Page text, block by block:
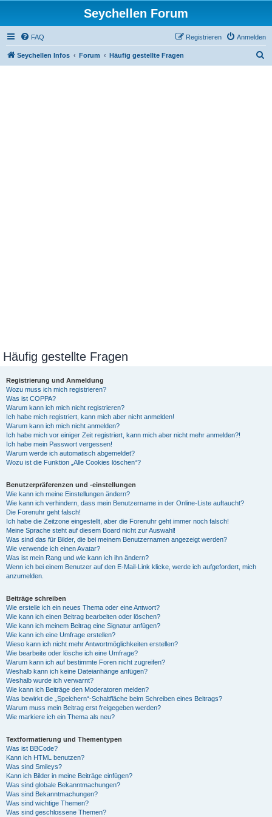
Seychellen Forum
FAQ Anmelden
Registrieren
Seychellen Infos Forum Häufig gestellte Fragen
Häufig gestellte Fragen
Registrierung und Anmeldung
Wozu muss ich mich registrieren?
Was ist COPPA?
Warum kann ich mich nicht registrieren?
Ich habe mich registriert, kann mich aber nicht anmelden!
Warum kann ich mich nicht anmelden?
Ich habe mich vor einiger Zeit registriert, kann mich aber nicht mehr anmelden?!
Ich habe mein Passwort vergessen!
Warum werde ich automatisch abgemeldet?
Wozu ist die Funktion „Alle Cookies löschen“?
Benutzerpräferenzen und -einstellungen
Wie kann ich meine Einstellungen ändern?
Wie kann ich verhindern, dass mein Benutzername in der Online-Liste auftaucht?
Die Forenuhr geht falsch!
Ich habe die Zeitzone eingestellt, aber die Forenuhr geht immer noch falsch!
Meine Sprache steht auf diesem Board nicht zur Auswahl!
Was sind das für Bilder, die bei meinem Benutzernamen angezeigt werden?
Wie verwende ich einen Avatar?
Was ist mein Rang und wie kann ich ihn ändern?
Wenn ich bei einem Benutzer auf den E-Mail-Link klicke, werde ich aufgefordert, mich
anzumelden.
Beiträge schreiben
Wie erstelle ich ein neues Thema oder eine Antwort?
Wie kann ich einen Beitrag bearbeiten oder löschen?
Wie kann ich meinem Beitrag eine Signatur anfügen?
Wie kann ich eine Umfrage erstellen?
Wieso kann ich nicht mehr Antwortmöglichkeiten erstellen?
Wie bearbeite oder lösche ich eine Umfrage?
Warum kann ich auf bestimmte Foren nicht zugreifen?
Weshalb kann ich keine Dateianhänge anfügen?
Weshalb wurde ich verwarnt?
Wie kann ich Beiträge den Moderatoren melden?
Was bewirkt die „Speichern“-Schaltfläche beim Schreiben eines Beitrags?
Warum muss mein Beitrag erst freigegeben werden?
Wie markiere ich ein Thema als neu?
Textformatierung und Thementypen
Was ist BBCode?
Kann ich HTML benutzen?
Was sind Smileys?
Kann ich Bilder in meine Beiträge einfügen?
Was sind globale Bekanntmachungen?
Was sind Bekanntmachungen?
Was sind wichtige Themen?
Was sind geschlossene Themen?